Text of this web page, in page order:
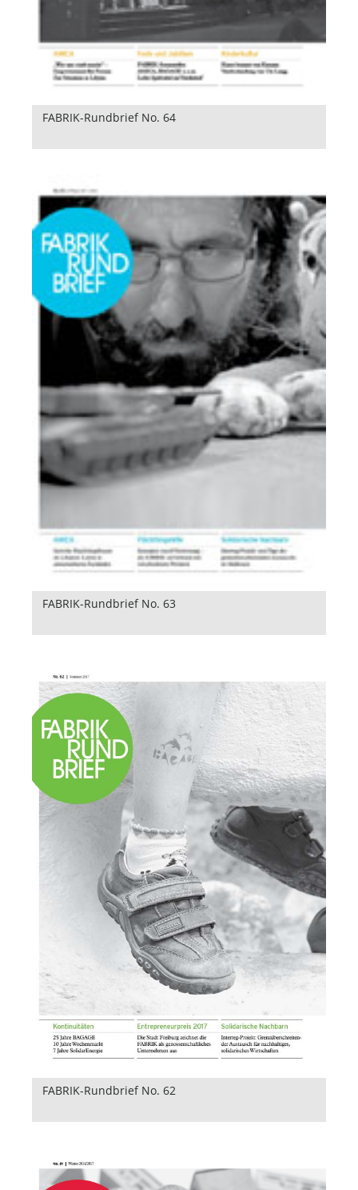
FABRIK-Rundbrief No. 64
FABRIK-Rundbrief No. 63
FABRIK-Rundbrief No. 62